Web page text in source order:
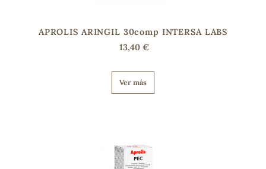
APROLIS ARINGIL 30comp INTERSA LABS
13,40 €
Ver más